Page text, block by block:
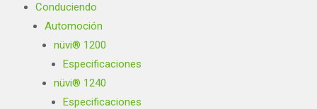
Conduciendo
Automoción
nüvi® 1200
Especificaciones
nüvi® 1240
Especificaciones